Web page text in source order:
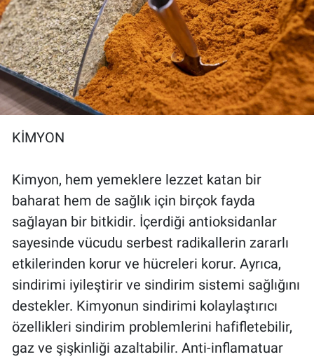
KİMYON
Kimyon, hem yemeklere lezzet katan bir
baharat hem de sağlık için birçok fayda
sağlayan bir bitkidir. İçerdiği antioksidanlar
sayesinde vücudu serbest radikallerin zararlı
etkilerinden korur ve hücreleri korur. Ayrıca,
sindirimi iyileştirir ve sindirim sistemi sağlığını
destekler. Kimyonun sindirimi kolaylaştırıcı
özellikleri sindirim problemlerini hafifletebilir,
gaz ve şişkinliği azaltabilir. Anti-inflamatuar